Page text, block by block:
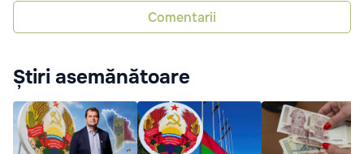
Comentarii
Știri asemănătoare